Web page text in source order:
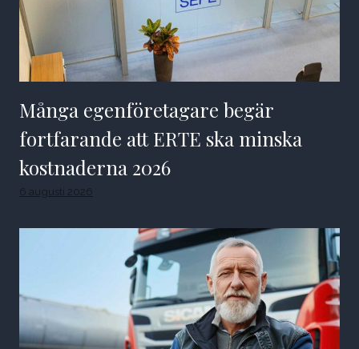
Många egenföretagare begär
fortfarande att ERTE ska minska
kostnaderna 2026
6 augusti 2026